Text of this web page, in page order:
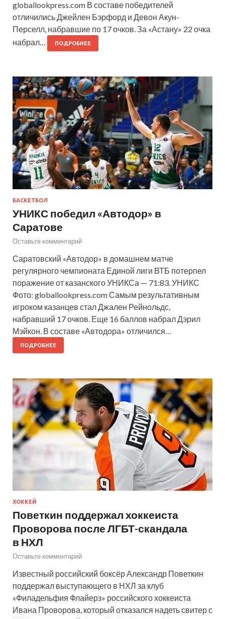
globallookpress.com В составе победителей
отличились Джейлен Бэрфорд и Девон Акун-
Перселл, набравшие по 17 очков. За «Астану» 22 очка
набрал…
ПОДРОБНЕЕ
БАСКЕТБОЛ
УНИКС победил «Автодор» в
Саратове
Оставьте комментарий
Саратовский «Автодор» в домашнем матче
регулярного чемпионата Единой лиги ВТБ потерпел
поражение от казанского УНИКСа — 71:83. УНИКС
Фото: globallookpress.com Самым результативным
игроком казанцев стал Джален Рейнольдс,
набравший 17 очков. Еще 16 баллов набрал Дэрил
Мэйкон. В составе «Автодора» отличился…
ПОДРОБНЕЕ
ХОККЕЙ
Поветкин поддержал хоккеиста
Проворова после ЛГБТ-скандала
в НХЛ
Оставьте комментарий
Известный российский боксёр Александр Поветкин
поддержал выступающего в НХЛ за клуб
«Филадельфия Флайерз» российского хоккеиста
Ивана Проворова, который отказался надеть свитер с